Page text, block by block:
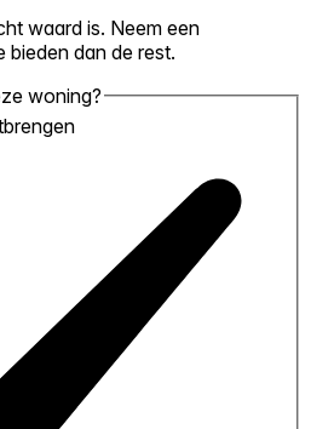
waard is. Neem een
bieden dan de rest.
woning?